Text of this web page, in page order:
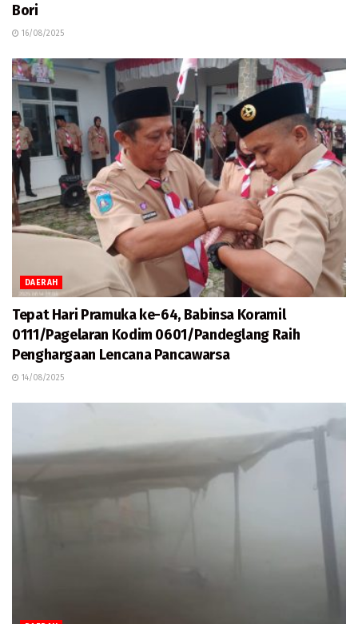
Bori
16/08/2025
DAERAH
Tepat Hari Pramuka ke-64, Babinsa Koramil
0111/Pagelaran Kodim 0601/Pandeglang Raih
Penghargaan Lencana Pancawarsa
14/08/2025